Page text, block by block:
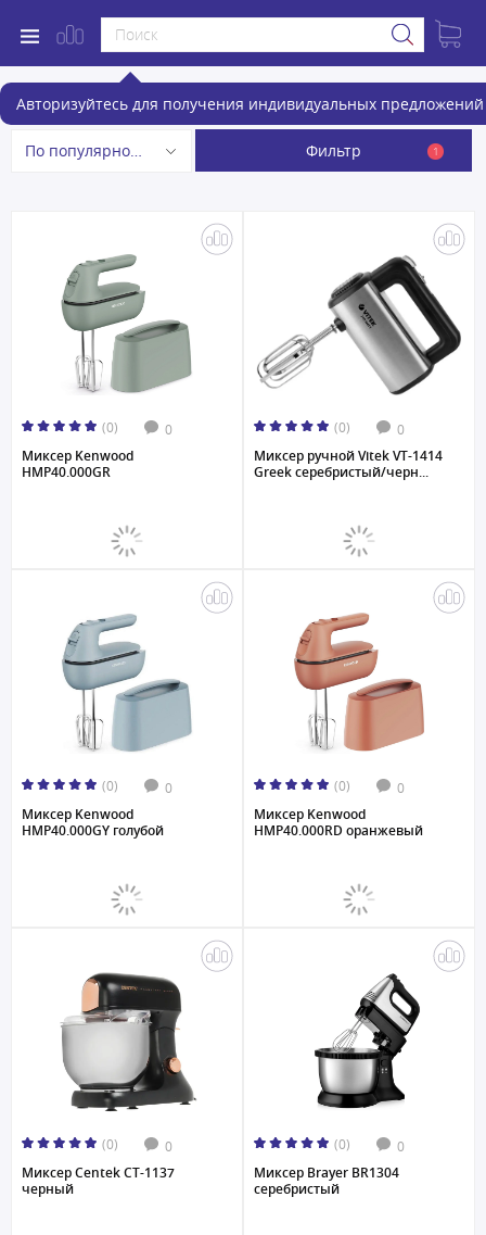
Авторизуйтесь для получения индивидуальных предложений
Миксеры
По популярности Фильтр 1
(0) 0
Миксер Kenwood
HMP40.000GR
(0) 0
Миксер ручной Vitek VT-1414
Greek серебристый/черн...
(0) 0
Миксер Kenwood
HMP40.000GY голубой
(0) 0
Миксер Kenwood
HMP40.000RD оранжевый
(0) 0
Миксер Centek CT-1137
черный
(0) 0
Миксер Brayer BR1304
серебристый